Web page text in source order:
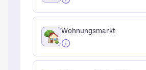
Wohnungsmarkt